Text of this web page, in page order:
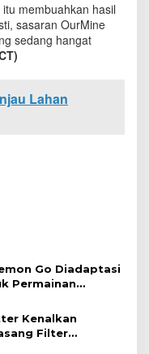
membuahkan hasil
sasaran OurMine
sedang hangat
Lahan
Go Diadaptasi
Permainan
Kenalkan
Filter